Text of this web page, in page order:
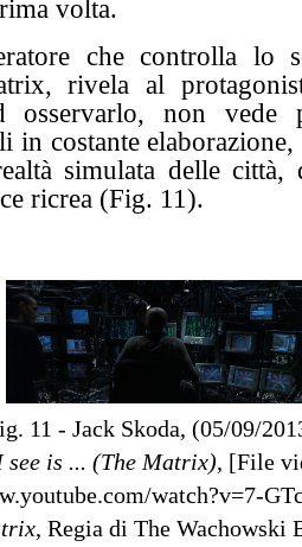
volta.
che controlla lo
rivela al
osservarlo, non vede
in costante
simulata delle città,
ricrea (Fig. 11).
11 - Jack Skoda, (05/09/
is ... (The Matrix), [File
watch?v=7-
, Regia di The Wachowski